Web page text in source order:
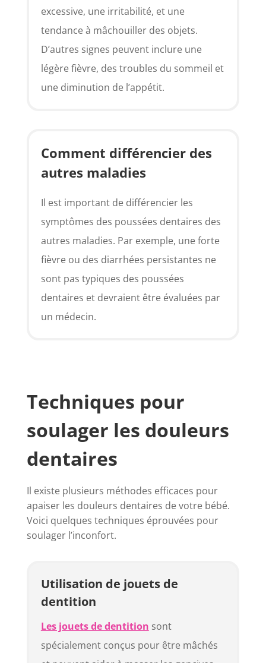
excessive, une irritabilité, et une
tendance à mâchouiller des objets.
D’autres signes peuvent inclure une
légère fièvre, des troubles du sommeil et
une diminution de l’appétit.
Comment différencier des
autres maladies
Il est important de différencier les
symptômes des poussées dentaires des
autres maladies. Par exemple, une forte
fièvre ou des diarrhées persistantes ne
sont pas typiques des poussées
dentaires et devraient être évaluées par
un médecin.
Techniques pour
soulager les douleurs
dentaires
Il existe plusieurs méthodes efficaces pour
apaiser les douleurs dentaires de votre bébé.
Voici quelques techniques éprouvées pour
soulager l’inconfort.
Utilisation de jouets de
dentition
Les jouets de dentition sont
spécialement conçus pour être mâchés